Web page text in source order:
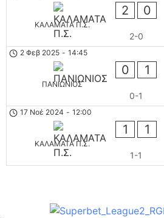
ΚΑΛΑΜΑΤΑ Π.Σ.
2 0
2-0
2 Φεβ 2025 - 14:45
ΠΑΝΙΩΝΙΟΣ
0 1
0-1
17 Νοέ 2024 - 12:00
ΚΑΛΑΜΑΤΑ Π.Σ.
1 1
1-1